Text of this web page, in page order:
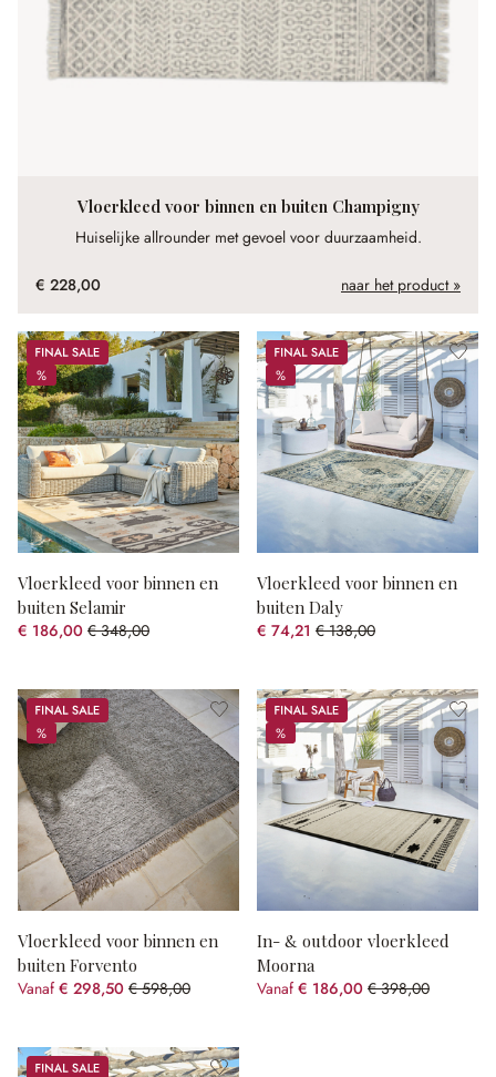
Vloerkleed voor binnen en buiten Champigny
Huiselijke allrounder met gevoel voor duurzaamheid.
€ 228,00 naar het product »
Sale
%
%
Vloerkleed voor binnen en
buiten Selamir
€ 186,00 € 348,00
(46.55% gespart)
Sale
%
%
Vloerkleed voor binnen en
buiten Daly
€ 74,21 € 138,00
(46.22% gespart)
Sale
%
%
Vloerkleed voor binnen en
buiten Forvento
Vanaf € 298,50 € 598,00
(50.08% gespart)
Sale
%
%
In- & outdoor vloerkleed
Moorna
Vanaf € 186,00 € 398,00
(53.27% gespart)
Sale